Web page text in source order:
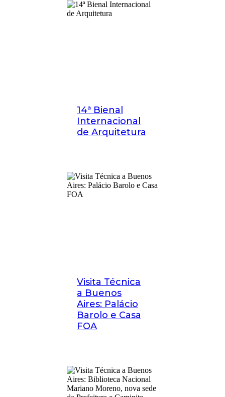
14ª Bienal
Internacional
de Arquitetura
Visita Técnica
a Buenos
Aires: Palácio
Barolo e Casa
FOA